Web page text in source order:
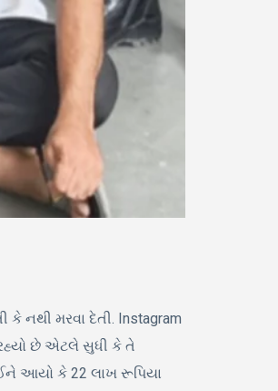
નથી મરવા દેતી. Instagram
છે એટલે સુધી કે તે
આયો કે 22 લાખ રૂપિયા